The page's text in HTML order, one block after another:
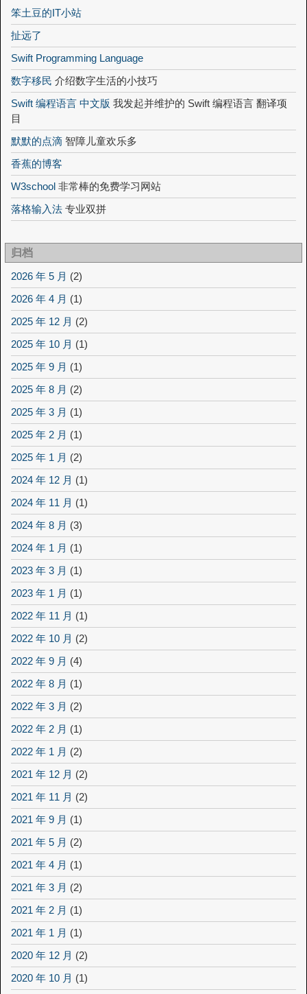
笨土豆的IT小站
扯远了
Swift Programming Language
数字移民 介绍数字生活的小技巧
Swift 编程语言 中文版 我发起并维护的 Swift 编程语言 翻译项
目
默默的点滴 智障儿童欢乐多
香蕉的博客
W3school 非常棒的免费学习网站
落格输入法 专业双拼
归档
2026 年 5 月 (2)
2026 年 4 月 (1)
2025 年 12 月 (2)
2025 年 10 月 (1)
2025 年 9 月 (1)
2025 年 8 月 (2)
2025 年 3 月 (1)
2025 年 2 月 (1)
2025 年 1 月 (2)
2024 年 12 月 (1)
2024 年 11 月 (1)
2024 年 8 月 (3)
2024 年 1 月 (1)
2023 年 3 月 (1)
2023 年 1 月 (1)
2022 年 11 月 (1)
2022 年 10 月 (2)
2022 年 9 月 (4)
2022 年 8 月 (1)
2022 年 3 月 (2)
2022 年 2 月 (1)
2022 年 1 月 (2)
2021 年 12 月 (2)
2021 年 11 月 (2)
2021 年 9 月 (1)
2021 年 5 月 (2)
2021 年 4 月 (1)
2021 年 3 月 (2)
2021 年 2 月 (1)
2021 年 1 月 (1)
2020 年 12 月 (2)
2020 年 10 月 (1)